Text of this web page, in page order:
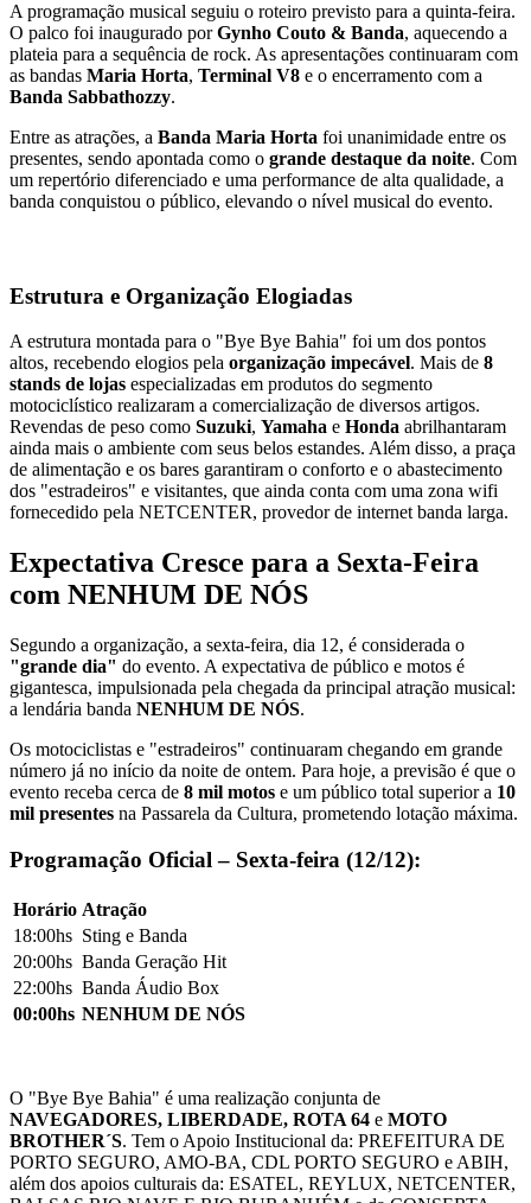
A programação musical seguiu o roteiro previsto para a quinta-feira.
O palco foi inaugurado porGynho Couto & Banda, aquecendo a
plateia para a sequência de rock. As apresentações continuaram com
as bandas Maria Horta, Terminal V8 e o encerramento com a
Banda Sabbathozzy.
Entre as atrações, a Banda Maria Horta foi unanimidade entre os
presentes, sendo apontada como o grande destaque da noite. Com
um repertório diferenciado e uma performance de alta qualidade, a
banda conquistou o público, elevando o nível musical do evento.
Estrutura e Organização Elogiadas
A estrutura montada para o "Bye Bye Bahia" foi um dos pontos
altos, recebendo elogios pela organização impecável. Mais de 8
stands de lojas especializadas em produtos do segmento
motociclístico realizaram a comercialização de diversos artigos.
Revendas de peso como Suzuki, Yamaha e Honda abrilhantaram
ainda mais o ambiente com seus belos estandes. Além disso, a praça
de alimentação e os bares garantiram o conforto e o abastecimento
dos "estradeiros" e visitantes, que ainda conta com uma zona wifi
fornecedido pela NETCENTER, provedor de internet banda larga.
Expectativa Cresce para a Sexta-Feira
com NENHUM DE NÓS
Segundo a organização, a sexta-feira, dia 12, é considerada o
"grande dia" do evento. A expectativa de público e motos é
gigantesca, impulsionada pela chegada da principal atração musical:
a lendária banda NENHUM DE NÓS.
Os motociclistas e "estradeiros" continuaram chegando em grande
número já no início da noite de ontem. Para hoje, a previsão é que o
evento receba cerca de 8 mil motos e um público total superior a 10
mil presentes na Passarela da Cultura, prometendo lotação máxima.
Programação Oficial – Sexta-feira (12/12):
Horário Atração
18:00hs Sting e Banda
20:00hs Banda Geração Hit
22:00hs Banda Áudio Box
00:00hs NENHUM DE NÓS
O "Bye Bye Bahia" é uma realização conjunta de
NAVEGADORES, LIBERDADE, ROTA 64 e MOTO
BROTHER´S. Tem o Apoio Institucional da: PREFEITURA DE
PORTO SEGURO, AMO-BA, CDL PORTO SEGURO e ABIH,
além dos apoios culturais da: ESATEL, REYLUX, NETCENTER,